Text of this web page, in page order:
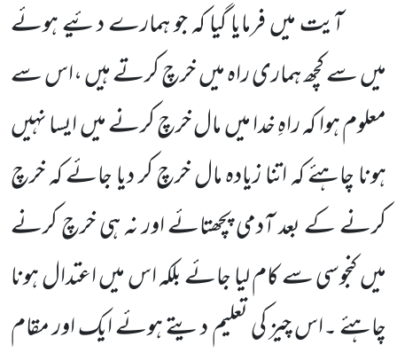
آیت میں فرمایا گیا کہ جو ہمارے دئیے ہوئے
میں سے کچھ ہماری راہ میں خرچ کرتے ہیں ،اس سے
معلوم ہوا کہ راہِ خدا میں مال خرچ کرنے میں ایسا نہیں
ہونا چاہئے کہ اتنا زیادہ مال خرچ کر دیا جائے کہ خرچ
کرنے کے بعد آدمی پچھتائے اور نہ ہی خرچ کرنے
میں کنجوسی سے کام لیا جائے بلکہ اس میں اعتدال ہونا
چاہئے ۔اس چیز کی تعلیم دیتے ہوئے ایک اور مقام